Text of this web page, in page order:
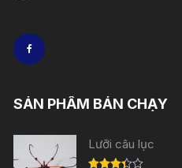
SẢN PHẨM BÁN CHẠY
Lưỡi câu lục